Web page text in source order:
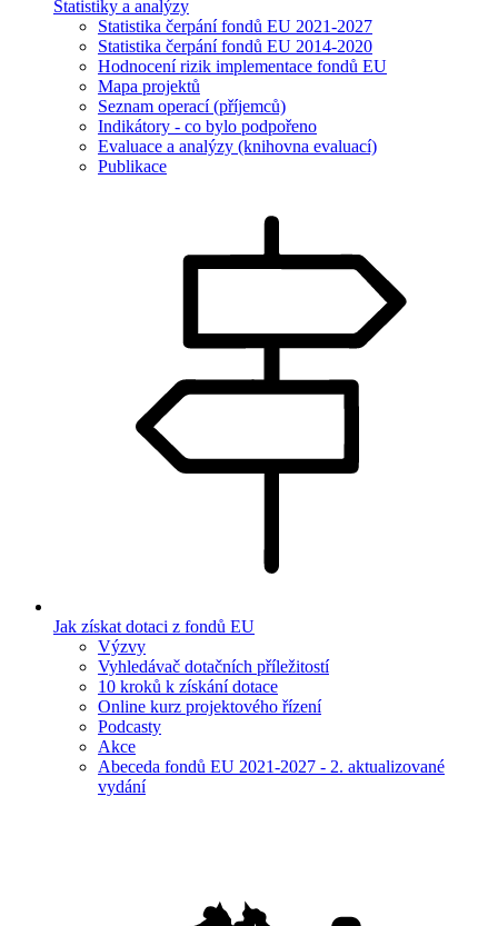
Statistiky a analýzy
Statistika čerpání fondů EU 2021-2027
Statistika čerpání fondů EU 2014-2020
Hodnocení rizik implementace fondů EU
Mapa projektů
Seznam operací (příjemců)
Indikátory - co bylo podpořeno
Evaluace a analýzy (knihovna evaluací)
Publikace
Jak získat dotaci z fondů EU
Výzvy
Vyhledávač dotačních příležitostí
10 kroků k získání dotace
Online kurz projektového řízení
Podcasty
Akce
Abeceda fondů EU 2021-2027 - 2. aktualizované
vydání